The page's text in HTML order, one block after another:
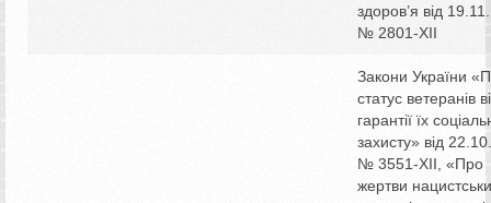
здоров’я від
№ 2801-ХІІ
Закони України
статус ветеранів
гарантії їх
захисту» від
№ 3551-XII, «Про
жертви